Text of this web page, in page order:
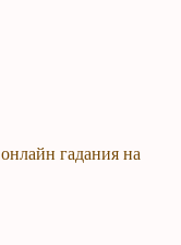
онлайн гадания на